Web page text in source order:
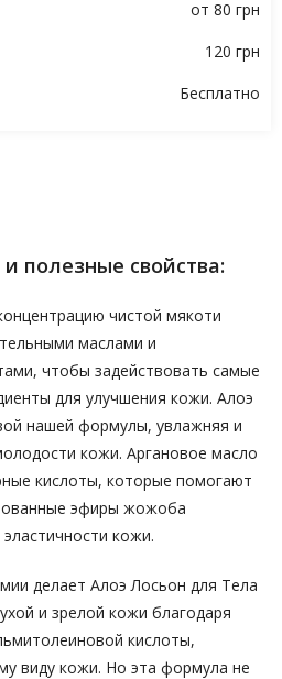
от 80 грн
120 грн
Бесплатно
полезные свойства:
чистой мякоти
маслами и
чтобы задействовать самые
для улучшения кожи. Алоэ
нашей формулы, увлажняя и
кожи. Аргановое масло
кислоты, которые помогают
эфиры жожоба
кожи.
делает Алоэ Лосьон для Тела
и зрелой кожи благодаря
кислоты,
виду кожи. Но эта формула не